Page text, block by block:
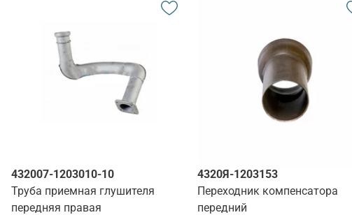
432007-1203010-10
Труба приемная глушителя
передняя правая
4320Я-1203153
Переходник компенсатора
передний